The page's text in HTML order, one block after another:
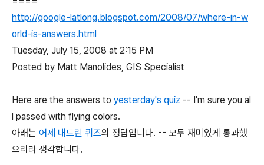
http://google-latlong.blogspot.com/2008/07/where-in-w
orld-is-answers.html
Tuesday, July 15, 2008 at 2:15 PM
Posted by Matt Manolides, GIS Specialist
Here are the answers to yesterday's quiz -- I'm sure you al
l passed with flying colors.
아래는 어제 내드린 퀴즈의 정답입니다. -- 모두 재미있게 통과했
으리라 생각합니다.